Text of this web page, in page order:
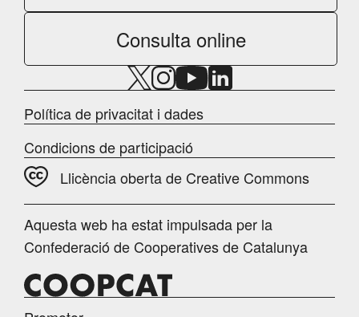
Consulta online
Política de privacitat i dades
Condicions de participació
Llicència oberta de Creative Commons
Aquesta web ha estat impulsada per la
Confederació de Cooperatives de Catalunya